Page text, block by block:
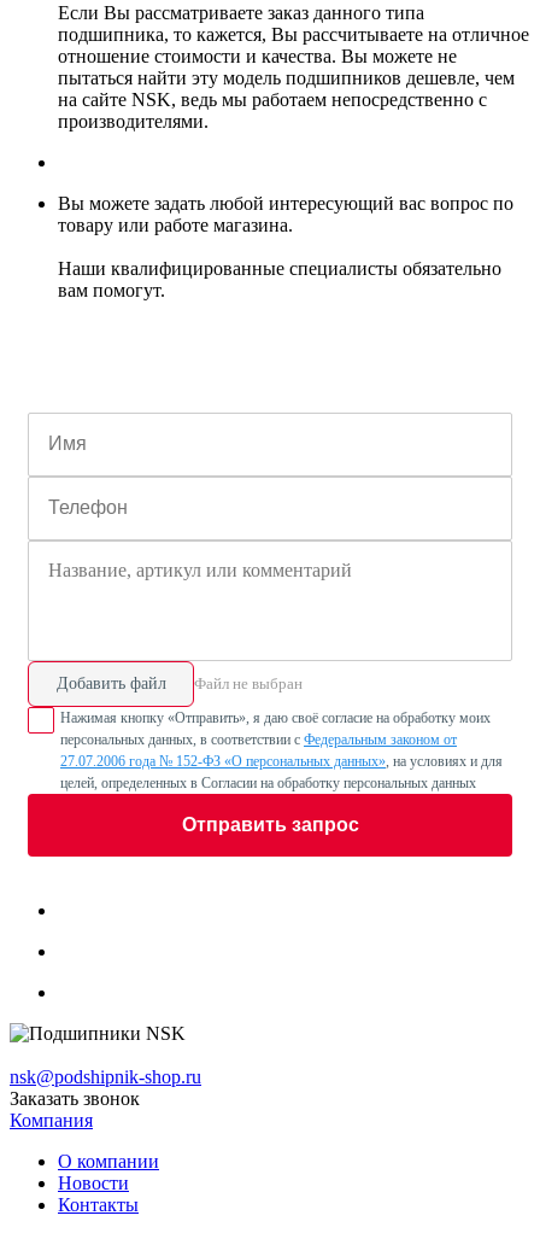
Если Вы рассматриваете заказ данного типа
подшипника, то кажется, Вы рассчитываете на отличное
отношение стоимости и качества. Вы можете не
пытаться найти эту модель подшипников дешевле, чем
на сайте NSK, ведь мы работаем непосредственно с
производителями.
Вы можете задать любой интересующий вас вопрос по
товару или работе магазина.
Наши квалифицированные специалисты обязательно
вам помогут.
Добавить файл Файл не выбран
Нажимая кнопку «Отправить», я даю своё согласие на обработку моих
персональных данных, в соответствии с Федеральным законом от
27.07.2006 года № 152-ФЗ «О персональных данных», на условиях и для
целей, определенных в Согласии на обработку персональных данных
Отправить запрос
nsk@podshipnik-shop.ru
Заказать звонок
Компания
О компании
Новости
Контакты